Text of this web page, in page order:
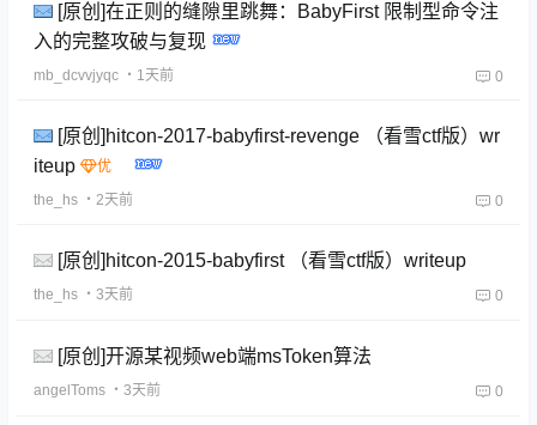
[原创]在正则的缝隙里跳舞：BabyFirst 限制型命令注
入的完整攻破与复现
mb_dcvvjyqc ・1天前 0
[原创]hitcon-2017-babyfirst-revenge （看雪ctf版）wr
iteup
the_hs ・2天前 0
[原创]hitcon-2015-babyfirst （看雪ctf版）writeup
the_hs ・3天前 0
[原创]开源某视频web端msToken算法
angelToms ・3天前 0